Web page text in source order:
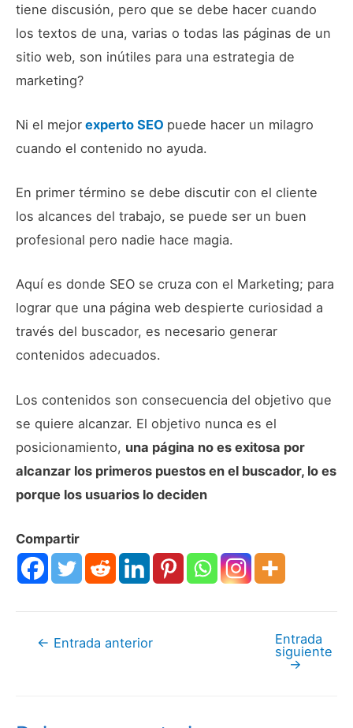
tiene discusión, pero que se debe hacer cuando
los textos de una, varias o todas las páginas de un
sitio web, son inútiles para una estrategia de
marketing?
Ni el mejor experto SEO puede hacer un milagro
cuando el contenido no ayuda.
En primer término se debe discutir con el cliente
los alcances del trabajo, se puede ser un buen
profesional pero nadie hace magia.
Aquí es donde SEO se cruza con el Marketing; para
lograr que una página web despierte curiosidad a
través del buscador, es necesario generar
contenidos adecuados.
Los contenidos son consecuencia del objetivo que
se quiere alcanzar. El objetivo nunca es el
posicionamiento, una página no es exitosa por
alcanzar los primeros puestos en el buscador, lo es
porque los usuarios lo deciden
Compartir
Navegación
← Entrada anterior
Entrada
siguiente
→